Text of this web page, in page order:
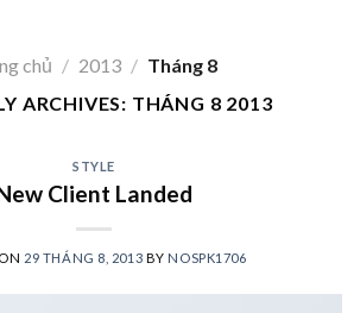
chủ / 2013 / Tháng 8
ARCHIVES: THÁNG 8 2013
STYLE
Client Landed
29 THÁNG 8, 2013 BY NOSPK1706